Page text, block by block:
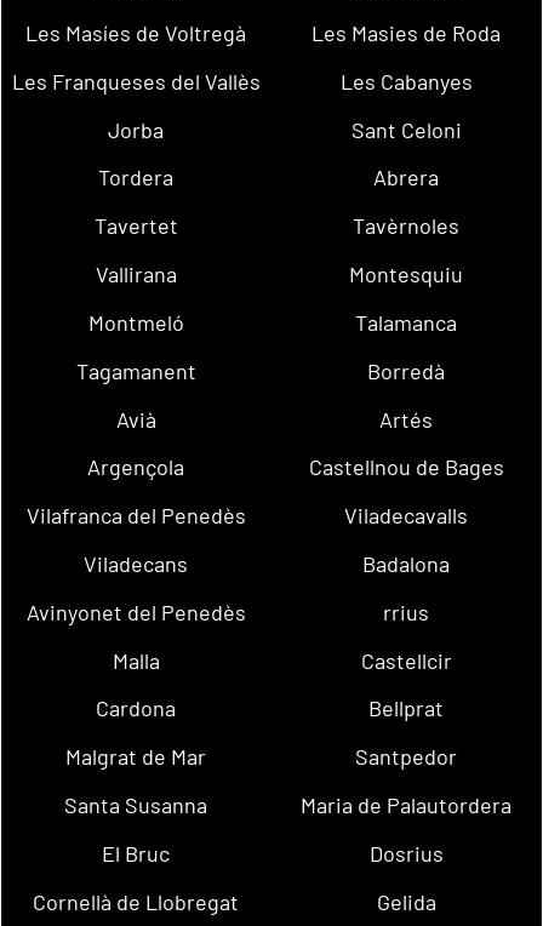
Les Masíes de Voltregà
Les Masies de Roda
Les Franqueses del Vallès
Les Cabanyes
Jorba
Sant Celoni
Tordera
Abrera
Tavertet
Tavèrnoles
Vallirana
Montesquiu
Montmeló
Talamanca
Tagamanent
Borredà
Avià
Artés
Argençola
Castellnou de Bages
Vilafranca del Penedès
Viladecavalls
Viladecans
Badalona
Avinyonet del Penedès
rrius
Malla
Castellcir
Cardona
Bellprat
Malgrat de Mar
Santpedor
Santa Susanna
Maria de Palautordera
El Bruc
Dosrius
Cornellà de Llobregat
Gelida